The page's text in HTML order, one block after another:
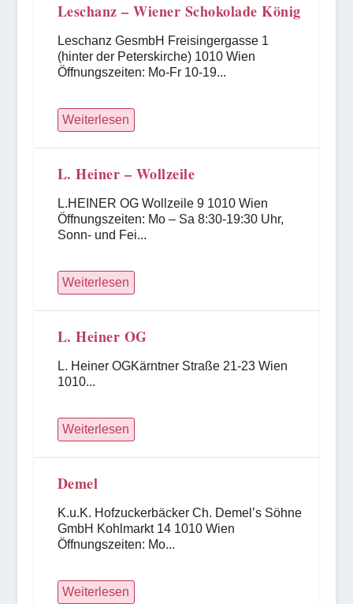
Leschanz – Wiener Schokolade König
Leschanz GesmbH Freisingergasse 1
(hinter der Peterskirche) 1010 Wien
Öffnungszeiten: Mo-Fr 10-19...
Weiterlesen
L. Heiner – Wollzeile
L.HEINER OG Wollzeile 9 1010 Wien
Öffnungszeiten: Mo – Sa 8:30-19:30 Uhr,
Sonn- und Fei...
Weiterlesen
L. Heiner OG
L. Heiner OGKärntner Straße 21-23 Wien
1010...
Weiterlesen
Demel
K.u.K. Hofzuckerbäcker Ch. Demel’s Söhne
GmbH Kohlmarkt 14 1010 Wien
Öffnungszeiten: Mo...
Weiterlesen